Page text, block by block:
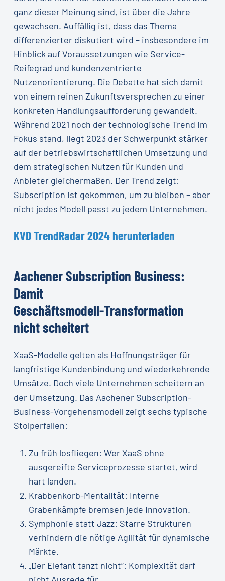
ganz dieser Meinung sind, ist über die Jahre
gewachsen. Auffällig ist, dass das Thema
differenzierter diskutiert wird – insbesondere im
Hinblick auf Voraussetzungen wie Service-
Reifegrad und kundenzentrierte
Nutzenorientierung. Die Debatte hat sich damit
von einem reinen Zukunftsversprechen zu einer
konkreten Handlungsaufforderung gewandelt.
Während 2021 noch der technologische Trend im
Fokus stand, liegt 2023 der Schwerpunkt stärker
auf der betriebswirtschaftlichen Umsetzung und
dem strategischen Nutzen für Kunden und
Anbieter gleichermaßen. Der Trend zeigt:
Subscription ist gekommen, um zu bleiben – aber
nicht jedes Modell passt zu jedem Unternehmen.
KVD TrendRadar 2024 herunterladen
AachenerSubscription Business:
Damit
Geschäftsmodell-Transformation
nichtscheitert
XaaS-Modelle gelten als Hoffnungsträger für
langfristige Kundenbindung und wiederkehrende
Umsätze. Doch viele Unternehmen scheitern an
der Umsetzung. Das Aachener Subscription-
Business-Vorgehensmodell zeigt sechs typische
Stolperfallen:
Zu früh losfliegen: Wer XaaS ohne
ausgereifte Serviceprozesse startet, wird
hart landen.
Krabbenkorb-Mentalität: Interne
Grabenkämpfe bremsen jede Innovation.
Symphonie statt Jazz: Starre Strukturen
verhindern die nötige Agilität für dynamische
Märkte.
„Der Elefant tanzt nicht“: Komplexität darf